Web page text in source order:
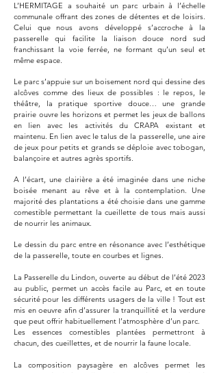
L’HERMITAGE a souhaité un parc urbain à l’échelle
communale offrant des zones de détentes et de loisirs.
Celui que nous avons développé s’accroche à la
passerelle qui facilite la liaison douce nord sud
franchissant la voie ferrée, ne formant qu’un seul et
même espace.
Le parc s’appuie sur un boisement nord qui dessine des
alcôves comme des lieux de possibles : le repos, le
théâtre, la pratique sportive douce… une grande
prairie ouvre les horizons et permet les jeux de ballons
en lien avec les activités du CRAPA existant et
maintenu. En lien avec le talus de la passerelle, une aire
de jeux pour petits et grands se déploie avec tobogan,
balançoire et autres agrès sportifs.
A l’écart, une clairière a été imaginée dans une niche
boisée menant au rêve et à la contemplation. Une
majorité des plantations a été choisie dans une gamme
comestible permettant la cueillette de tous mais aussi
de nourrir les animaux.
Le dessin du parc entre en résonance avec l’esthétique
de la passerelle, toute en courbes et lignes.
La Passerelle du Lindon, ouverte au début de l’été 2023
au public, permet un accès facile au Parc, et en toute
sécurité pour les différents usagers de la ville ! Tout est
mis en oeuvre afin d’assurer la tranquillité et la verdure
que peut offrir habituellement l’atmosphère d’un parc.
Les essences comestibles plantées permettront à
chacun, des cueillettes, et de nourrir la faune locale.
La composition paysagère en alcôves permet les